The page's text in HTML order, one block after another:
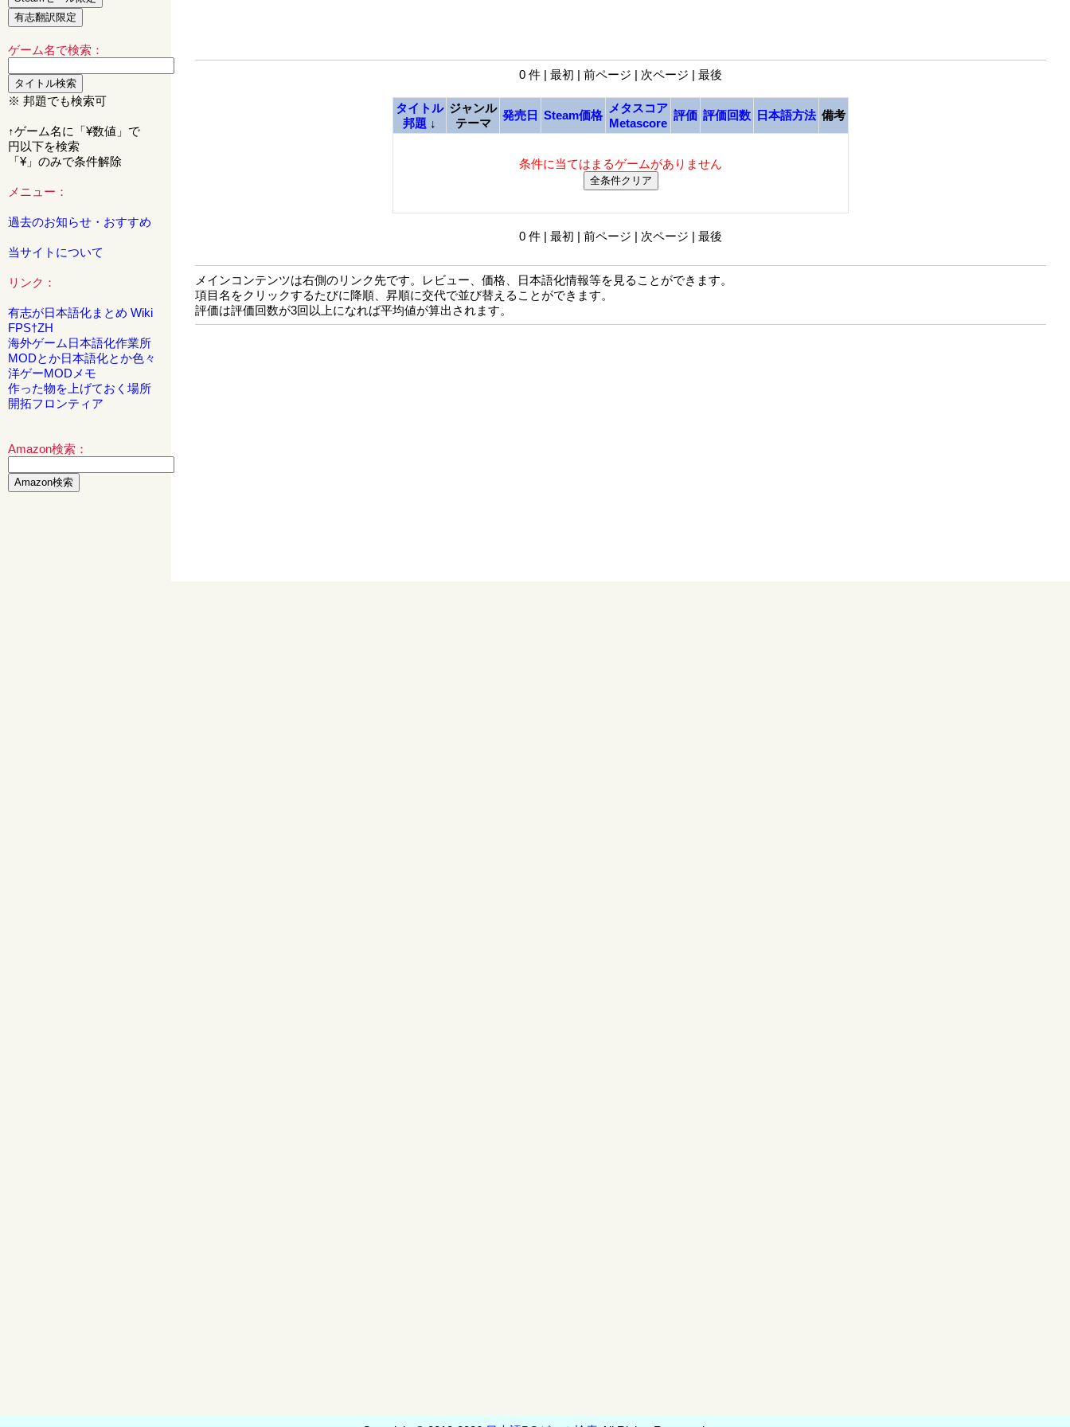
ゲーム名で検索：
※ 邦題でも検索可
↑ゲーム名に「¥数値」で
円以下を検索
「¥」のみで条件解除
メニュー：
過去のお知らせ・おすすめ
当サイトについて
リンク：
有志が日本語化まとめ Wiki
FPS†ZH
海外ゲーム日本語化作業所
MODとか日本語化とか色々
洋ゲーMODメモ
作った物を上げておく場所
開拓フロンティア
Amazon検索：
0 件 | 最初 | 前ページ | 次ページ | 最後
タイトル
邦題 ↓
ジャンル
テーマ
発売日 Steam価格
メタスコア
Metascore
評価 評価回数 日本語方法 備考
条件に当てはまるゲームがありません
0 件 | 最初 | 前ページ | 次ページ | 最後
メインコンテンツは右側のリンク先です。レビュー、価格、日本語化情報等を見ることができます。
項目名をクリックするたびに降順、昇順に交代で並び替えることができます。
評価は評価回数が3回以上になれば平均値が算出されます。